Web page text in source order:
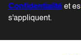
Confidentialité et es
s'appliquent.